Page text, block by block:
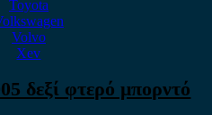
Toyota
Volvo
Xev
δεξί φτερό μπορντό